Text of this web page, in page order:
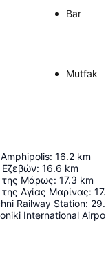
Bar
Mutfak
: 16.2 km
Εζεβών: 16.6 km
της Μάρως: 17.3 km
Αγίας Μαρίνας:
Railway Station: